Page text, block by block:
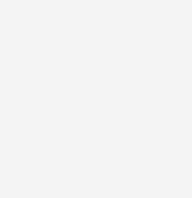
beziffern –
eingestellt werden
wir
die
wird. Wir suchen